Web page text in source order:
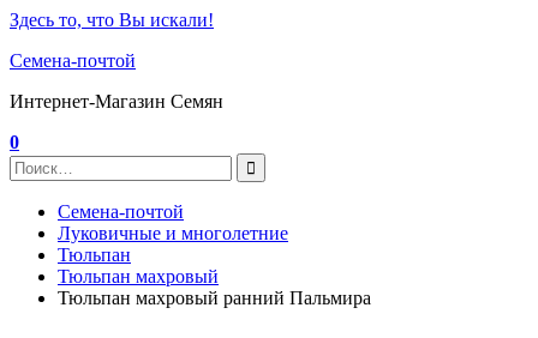
Здесь то, что Вы искали!
Семена-почтой
Интернет-Магазин Семян
0
Семена-почтой
Луковичные и многолетние
Тюльпан
Тюльпан махровый
Тюльпан махровый ранний Пальмира